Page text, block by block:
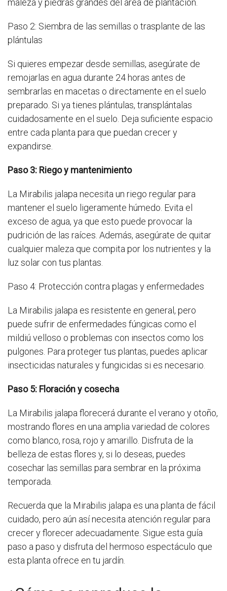
maleza y piedras grandes del área de plantación.
Paso 2: Siembra de las semillas o trasplante de las
plántulas
Si quieres empezar desde semillas, asegúrate de
remojarlas en agua durante 24 horas antes de
sembrarlas en macetas o directamente en el suelo
preparado. Si ya tienes plántulas, transplántalas
cuidadosamente en el suelo. Deja suficiente espacio
entre cada planta para que puedan crecer y
expandirse.
Paso 3: Riego y mantenimiento
La Mirabilis jalapa necesita un riego regular para
mantener el suelo ligeramente húmedo. Evita el
exceso de agua, ya que esto puede provocar la
pudrición de las raíces. Además, asegúrate de quitar
cualquier maleza que compita por los nutrientes y la
luz solar con tus plantas.
Paso 4: Protección contra plagas y enfermedades
La Mirabilis jalapa es resistente en general, pero
puede sufrir de enfermedades fúngicas como el
mildiú velloso o problemas con insectos como los
pulgones. Para proteger tus plantas, puedes aplicar
insecticidas naturales y fungicidas si es necesario.
Paso 5: Floración y cosecha
La Mirabilis jalapa florecerá durante el verano y otoño,
mostrando flores en una amplia variedad de colores
como blanco, rosa, rojo y amarillo. Disfruta de la
belleza de estas flores y, si lo deseas, puedes
cosechar las semillas para sembrar en la próxima
temporada.
Recuerda que la Mirabilis jalapa es una planta de fácil
cuidado, pero aún así necesita atención regular para
crecer y florecer adecuadamente. Sigue esta guía
paso a paso y disfruta del hermoso espectáculo que
esta planta ofrece en tu jardín.